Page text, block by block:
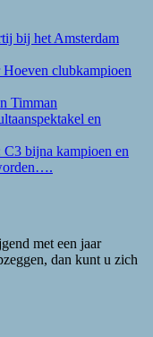
bij het Amsterdam
Hoeven clubkampioen
Timman
en
bijna kampioen en
met een jaar
dan kunt u zich